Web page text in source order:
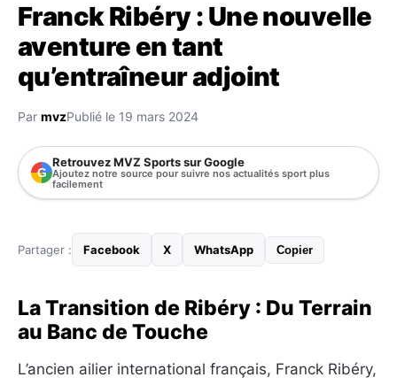
Franck Ribéry : Une nouvelle
aventure en tant
qu’entraîneur adjoint
Par mvzPublié le 19 mars 2024
G
Retrouvez MVZ Sports sur Google
Ajoutez notre source pour suivre nos actualités sport plus
facilement
Partager : Facebook X WhatsApp Copier
La Transition de Ribéry : Du Terrain
au Banc de Touche
L’ancien ailier international français, Franck Ribéry,